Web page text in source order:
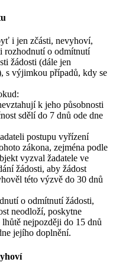
i jen zčásti, nevyhoví,
rozhodnutí o odmítnutí
žádosti (dále jen
s výjimkou případů, kdy se
k jeho působnosti
sdělí do 7 dnů ode dne
postupu vyřízení
zákona, zejména podle
vyzval žadatele ve
žádosti, aby žádost
této výzvě do 30 dnů
o odmítnutí žádosti,
neodloží, poskytne
nejpozději do 15 dnů
jejího doplnění.